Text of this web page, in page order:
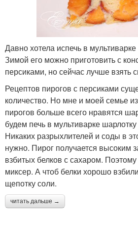
Давно хотела испечь в
Зимой его можно приготовить с
персиками, но сейчас лучше взять
Рецептов пирогов с персиками
количество. Но мне и моей семье
пирогов больше всего нравятся
будем печь в мультиварке
Никаких разрыхлителей и соды в
нужно. Пирог получается высоким
взбитых белков с сахаром.
миксер. А чтоб белки хорошо
щепотку соли.
читать дальше →